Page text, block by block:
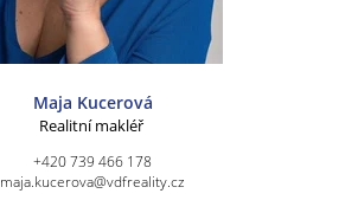
Maja Kucerová
Realitní makléř
+420 739 466 178
maja.kucerova@vdfreality.cz